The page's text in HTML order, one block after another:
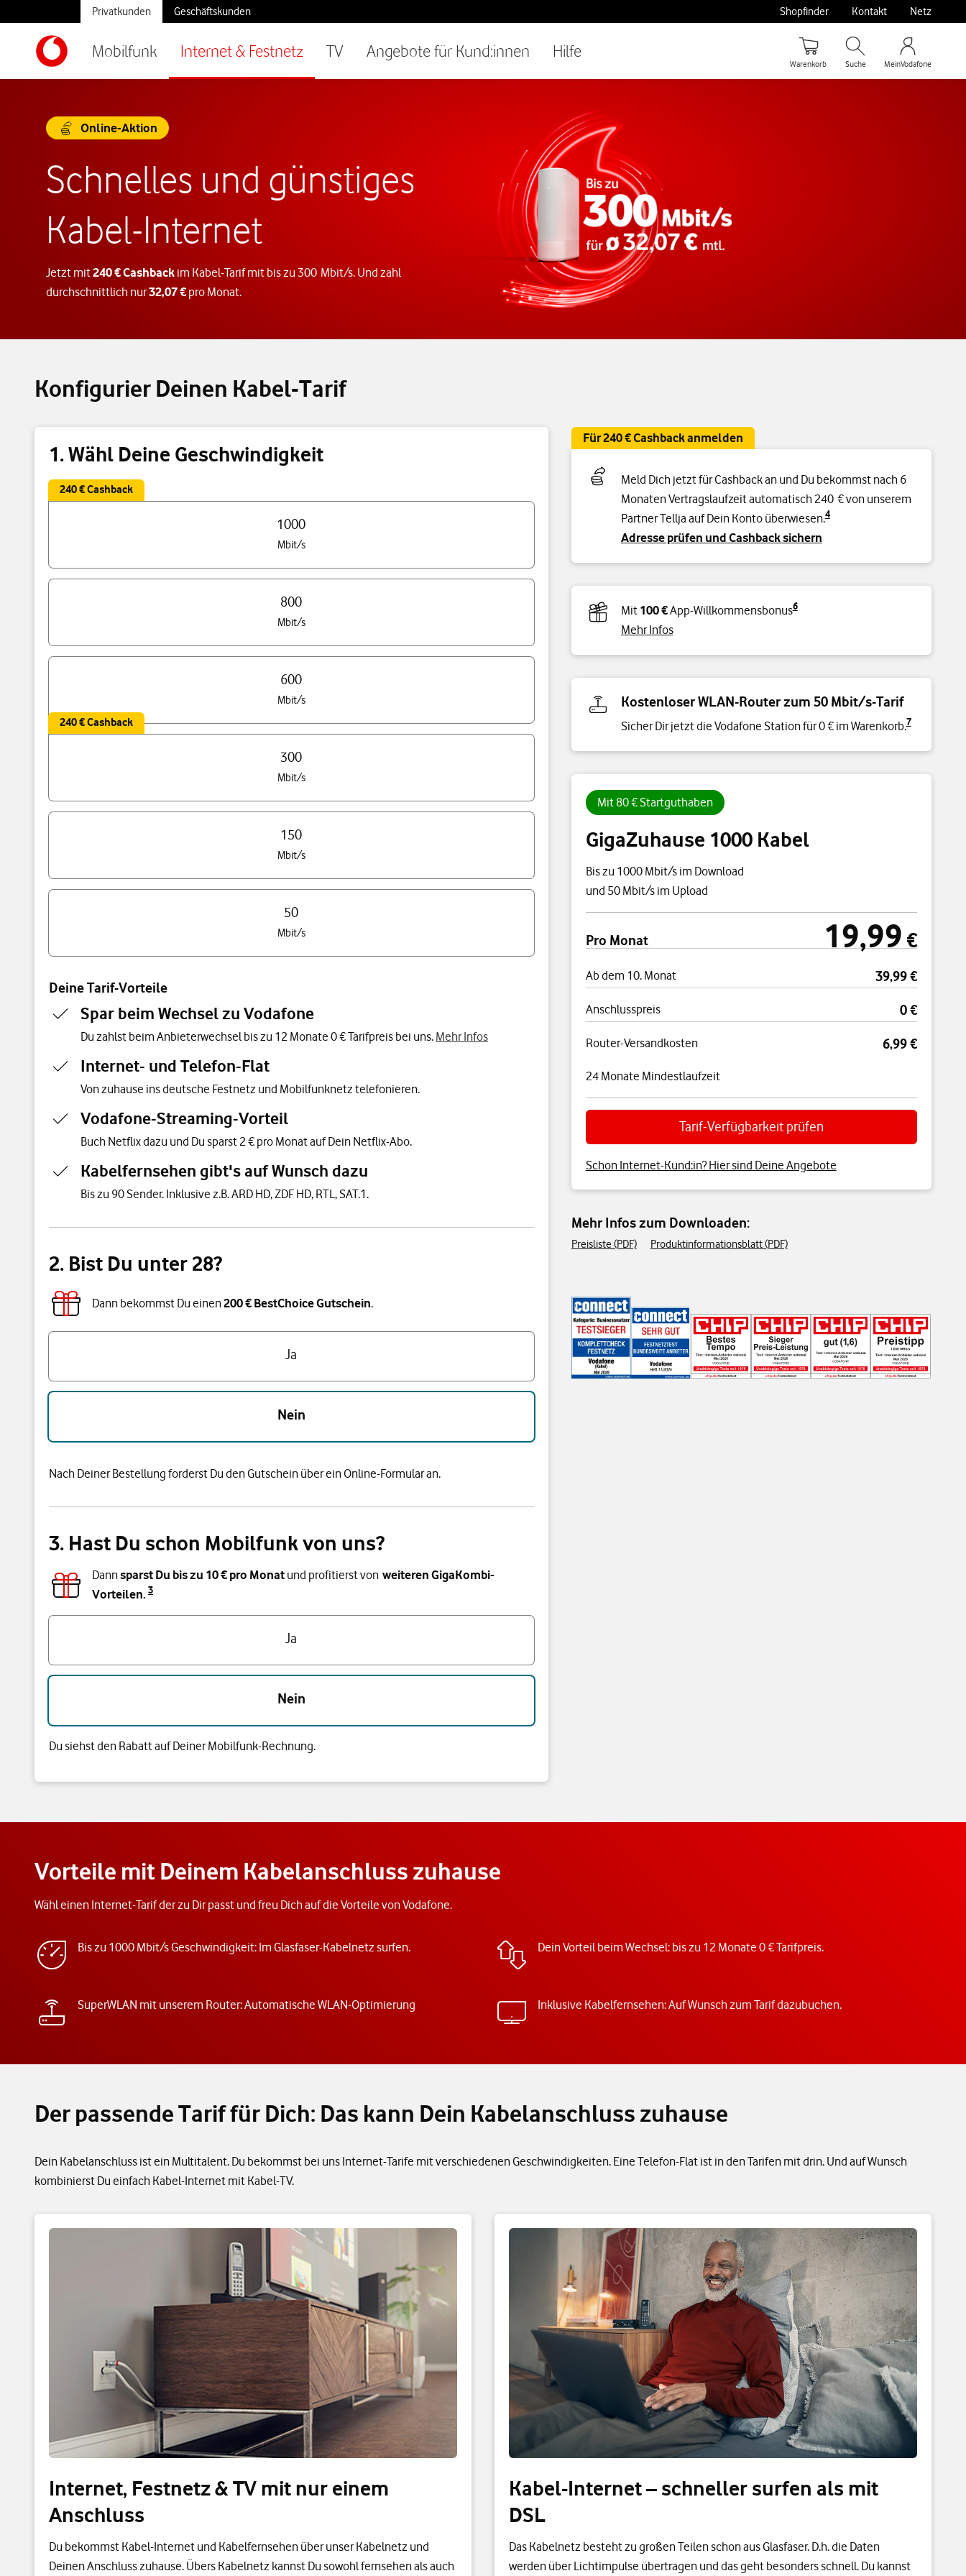
Mobilfunk Internet & Festnetz TV Angebote für Kund:innen Hilfe
Privatkunden Geschäftskunden Shopfinder Kontakt Netz
Warenkorb Suche MeinVodafone
Online-Aktion
Schnelles und günstiges
Kabel-Internet
Jetzt mit240 € Cashback im Kabel-Tarif mit bis zu 300 Mbit/s. Und zahl
durchschnittlich nur32,07 € pro Monat.
Konfigurier Deinen Kabel-Tarif
1. Wähl Deine Geschwindigkeit
240 € Cashback
1000
Mbit/s
800
Mbit/s
600
Mbit/s
240 € Cashback
300
Mbit/s
150
Mbit/s
50
Mbit/s
Deine Tarif-Vorteile
Spar beim Wechsel zu Vodafone
Du zahlst beim Anbieterwechsel bis zu 12 Monate 0 € Tarifpreis bei uns. Mehr Infos
Internet- und Telefon-Flat
Von zuhause ins deutsche Festnetz und Mobilfunknetz telefonieren.
Vodafone-Streaming-Vorteil
Buch Netflix dazu und Du sparst 2 € pro Monat auf Dein Netflix-Abo.
Kabelfernsehen gibt's auf Wunsch dazu
Bis zu 90 Sender. Inklusive z.B. ARD HD, ZDF HD, RTL, SAT.1.
2. Bist Du unter 28?
Dann bekommst Du einen200 € BestChoice Gutschein.
Ja
Nein
Nach Deiner Bestellung forderst Du den Gutschein über ein Online-Formular an.
3. Hast Du schon Mobilfunk von uns?
Dannsparst Du bis zu 10€ pro Monat und profitierst von weiteren GigaKombi-
Vorteilen. 3
Ja
Nein
Du siehst den Rabatt auf Deiner Mobilfunk-Rechnung.
Für 240 € Cashback anmelden
Meld Dich jetzt für Cashback an und Du bekommst nach 6
Monaten Vertragslaufzeit automatisch 240 € von unserem
Partner Tellja auf Dein Konto überwiesen.4
Adresse prüfen und Cashback sichern
Mit 100 €App-Willkommensbonus6
Mehr Infos
Kostenloser WLAN-Router zum 50 Mbit/s-Tarif
Sicher Dir jetzt die Vodafone Station für 0 € im Warenkorb.7
Mit 80 € Startguthaben
GigaZuhause 1000 Kabel
Bis zu 1000 Mbit/s im Download
und 50 Mbit/s im Upload
Preisübersicht
Pro Monat 19,99 €
19,99 €
Ab dem 10. Monat 39,99 €
Anschlusspreis 0 €
Router-Versandkosten 6,99 €
24 Monate Mindestlaufzeit
Tarif-Verfügbarkeit prüfen
Schon Internet-Kund:in? Hier sind Deine Angebote
Mehr Infos zum Downloaden:
Preisliste (PDF) Produktinformationsblatt (PDF)
Vorteile mit Deinem Kabelanschluss zuhause
Wähl einen Internet-Tarif der zu Dir passt und freu Dich auf die Vorteile von Vodafone.
Bis zu 1000 Mbit/s Geschwindigkeit: Im Glasfaser-Kabelnetz surfen. Dein Vorteil beim Wechsel: bis zu 12 Monate 0 € Tarifpreis.
SuperWLAN mit unserem Router: Automatische WLAN-Optimierung Inklusive Kabelfernsehen: Auf Wunsch zum Tarif dazubuchen.
Der passende Tarif für Dich: Das kann Dein Kabelanschluss zuhause
Dein Kabelanschluss ist ein Multitalent. Du bekommst bei uns Internet-Tarife mit verschiedenen Geschwindigkeiten. Eine Telefon-Flat ist in den Tarifen mit drin. Und auf Wunsch
kombinierst Du einfach Kabel-Internet mit Kabel-TV.
Internet, Festnetz & TV mit nur einem
Anschluss
Du bekommst Kabel-Internet und Kabelfernsehen über unser Kabelnetz und
Deinen Anschluss zuhause. Übers Kabelnetz kannst Du sowohl fernsehen als auch
Kabel-Internet – schneller surfen als mit
DSL
Das Kabelnetz besteht zu großen Teilen schon aus Glasfaser. D.h. die Daten
werden über Lichtimpulse übertragen und das geht besonders schnell. Du kannst